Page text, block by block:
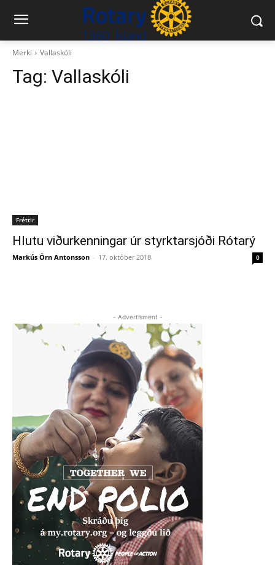
Merki Vallaskóli
Tag: Vallaskóli
Fréttir
Hlutu viðurkenningar úr styrktarsjóði Rótarý
Markús Örn Antonsson - 17. október 2018 0
- Advertisment -